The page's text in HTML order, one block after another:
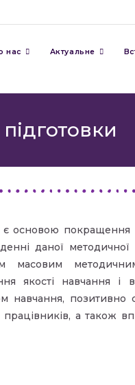
нас Актуальне
основою покращення
даної
масовим
якості навчання і
навчання, позитивно
працівників, а також